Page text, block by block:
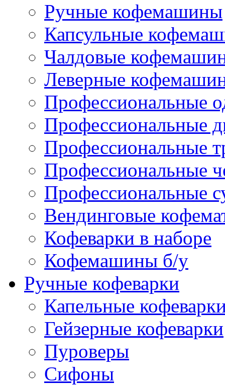
Ручные кофемашины
Капсульные
Чалдовые
Леверные
Профессиональные
Профессиональные
Профессиональные
Профессиональные
Профессиональные
Вендинговые
Кофеварки в наборе
Кофемашины б/у
Ручные кофеварки
Капельные
Гейзерные кофеварки
Пуроверы
Сифоны